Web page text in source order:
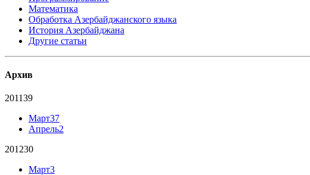
Математика
Обработка Азербайджанского языка
История Азербайджана
Другие статьи
Архив
201139
Март37
Апрель2
201230
Март3